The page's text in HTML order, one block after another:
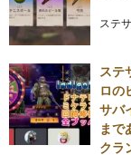
ステ
ステ
ロの
サバ
まで
クラ